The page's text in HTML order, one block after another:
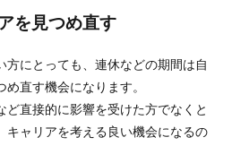
を見つめ直す
方にとっても、連休などの期間は自
直す機会になります。
直接的に影響を受けた方でなくと
キャリアを考える良い機会になるの